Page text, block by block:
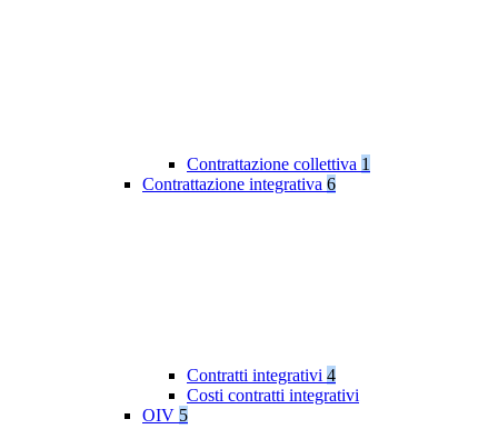
Contrattazione collettiva 1
Contrattazione integrativa 6
Contratti integrativi 4
Costi contratti integrativi
OIV 5